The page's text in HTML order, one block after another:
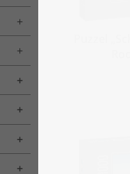
Toggle menu
Toggle menu
Toggle menu
Toggle menu
Toggle menu
Toggle menu